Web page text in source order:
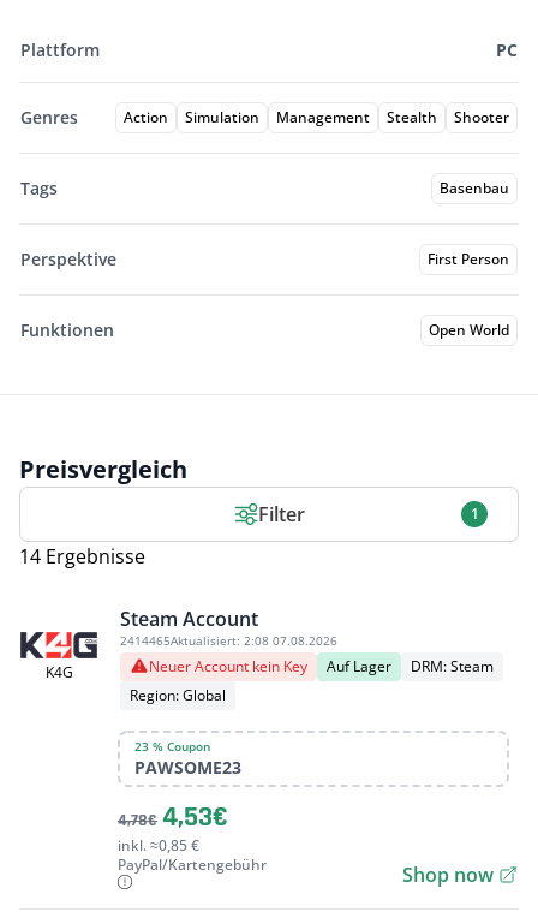
Plattform PC
Genres Action Simulation Management Stealth Shooter
Tags Basenbau
Perspektive First Person
Funktionen Open World
Preisvergleich
Filter 1
14 Ergebnisse
K4G
Steam Account
2414465Aktualisiert: 2:08 07.08.2026
Neuer Account kein Key Auf Lager
DRM: Steam
Region: Global
23 % Coupon
PAWSOME23
4,78€ 4,53€
inkl. ≈0,85 €
PayPal/Kartengebühr
Shop now